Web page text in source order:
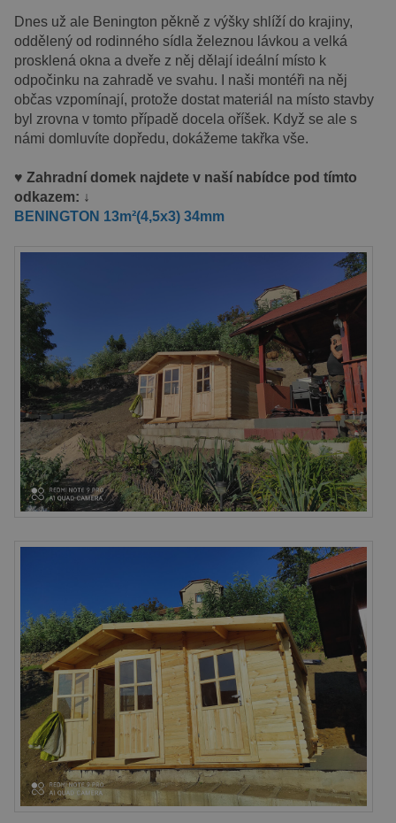
Dnes už ale Benington pěkně z výšky shlíží do krajiny,
oddělený od rodinného sídla železnou lávkou a velká
prosklená okna a dveře z něj dělají ideální místo k
odpočinku na zahradě ve svahu. I naši montéři na něj
občas vzpomínají, protože dostat materiál na místo stavby
byl zrovna v tomto případě docela oříšek. Když se ale s
námi domluvíte dopředu, dokážeme takřka vše.
♥ Zahradní domek najdete v naší nabídce pod tímto
odkazem: ↓
BENINGTON 13m²(4,5x3) 34mm